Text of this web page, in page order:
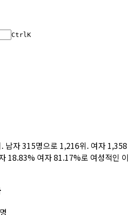
CtrlK
남자 315명으로 1,216위. 여자 1,358
18.83% 여자 81.17%로 여성적인 이